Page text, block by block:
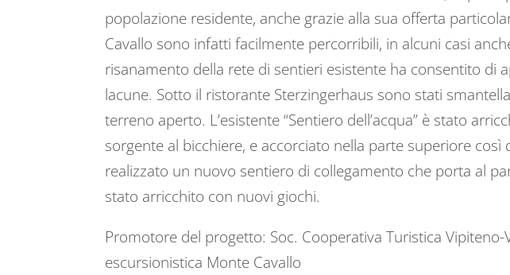
popolazione residente, anche grazie alla sua offerta
Cavallo sono infatti facilmente percorribili, in alcuni casi
risanamento della rete di sentieri esistente ha consentito di
lacune. Sotto il ristorante Sterzingerhaus sono stati
terreno aperto. L’esistente “Sentiero dell’acqua” è stato
sorgente al bicchiere, e accorciato nella parte superiore
realizzato un nuovo sentiero di collegamento che porta al
stato arricchito con nuovi giochi.
Promotore del progetto: Soc. Cooperativa Turistica
escursionistica Monte Cavallo